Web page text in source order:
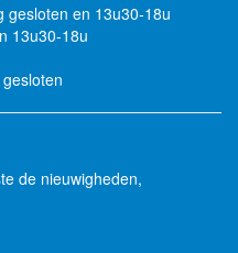
gesloten en 13u30-18u
13u30-18u
de nieuwigheden,